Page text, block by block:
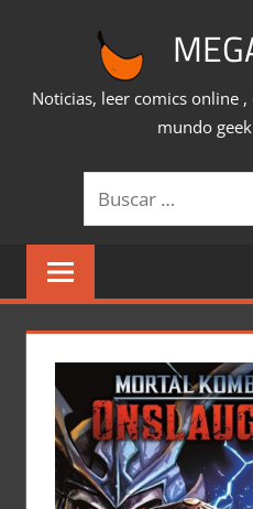
Noticias, leer comics online
mundo
Buscar: